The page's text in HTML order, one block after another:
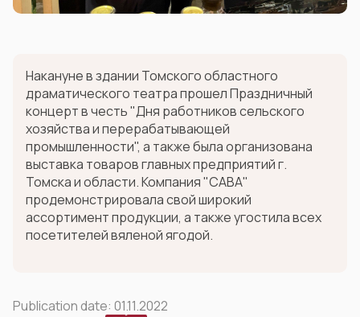
Накануне в здании Томского областного
драматического театра прошел Праздничный
концерт в честь "Дня работников сельского
хозяйства и перерабатывающей
промышленности", а также была организована
выставка товаров главных предприятий г.
Томска и области. Компания "САВА"
продемонстрировала свой широкий
ассортимент продукции, а также угостила всех
посетителей вяленой ягодой.
Publication date: 01.11.2022